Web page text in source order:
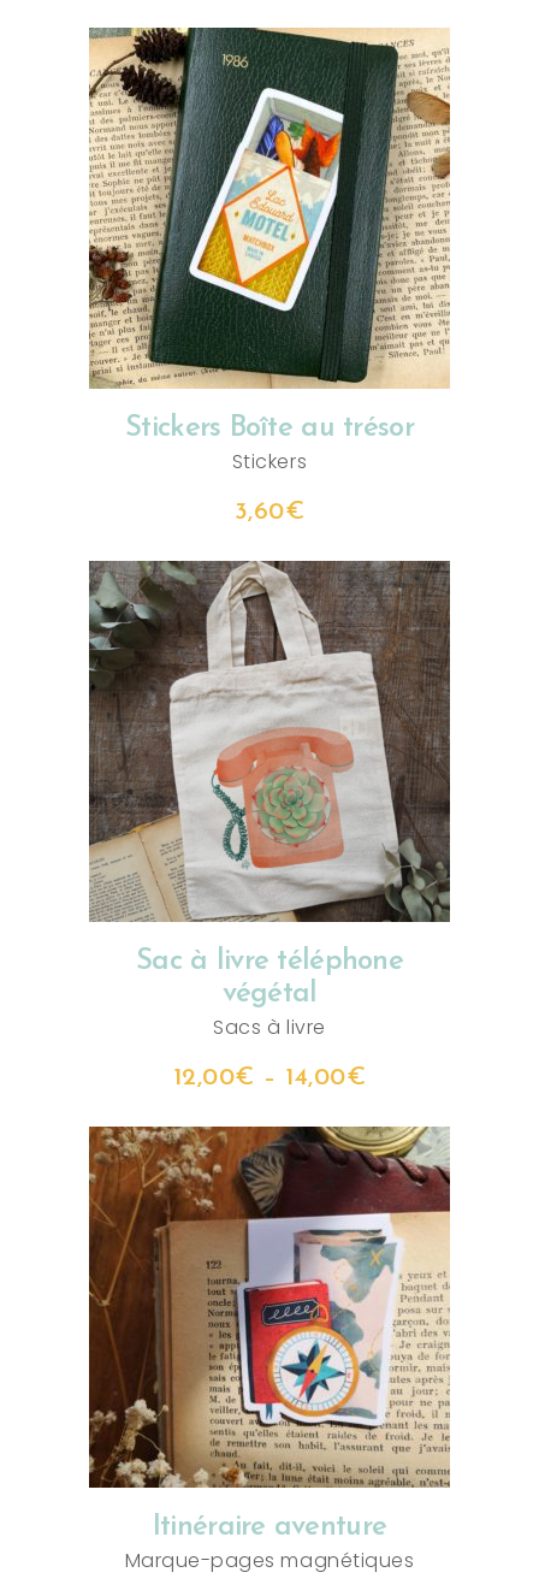
AJOUTER AU PANIER
Stickers Boîte au trésor
Stickers
3,60€
CHOIX DES OPTIONS
Sac à livre téléphone
végétal
Sacs à livre
12,00€ – 14,00€
AJOUTER AU PANIER
Itinéraire aventure
Marque-pages magnétiques